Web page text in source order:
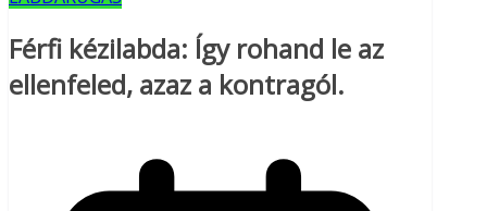
Férfi kézilabda: Így rohand le az
ellenfeled, azaz a kontragól.